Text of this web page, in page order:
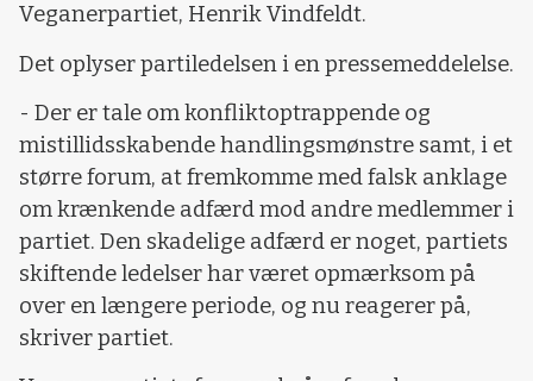
Veganerpartiet, Henrik Vindfeldt.
Det oplyser partiledelsen i en pressemeddelelse.
- Der er tale om konfliktoptrappende og
mistillidsskabende handlingsmønstre samt, i et
større forum, at fremkomme med falsk anklage
om krænkende adfærd mod andre medlemmer i
partiet. Den skadelige adfærd er noget, partiets
skiftende ledelser har været opmærksom på
over en længere periode, og nu reagerer på,
skriver partiet.